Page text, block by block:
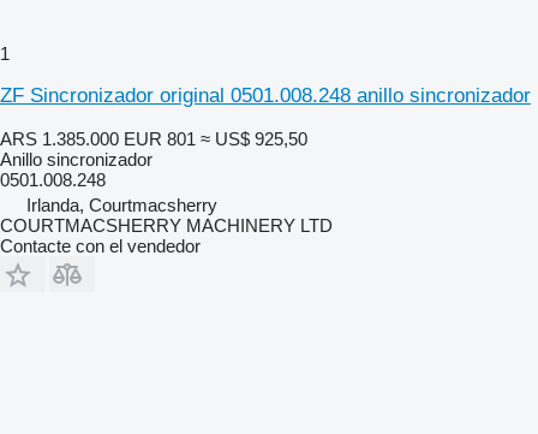
1
ZF Sincronizador original 0501.008.248 anillo sincronizador
ARS 1.385.000 EUR 801 ≈ US$ 925,50
Anillo sincronizador
0501.008.248
Irlanda, Courtmacsherry
COURTMACSHERRY MACHINERY LTD
Contacte con el vendedor